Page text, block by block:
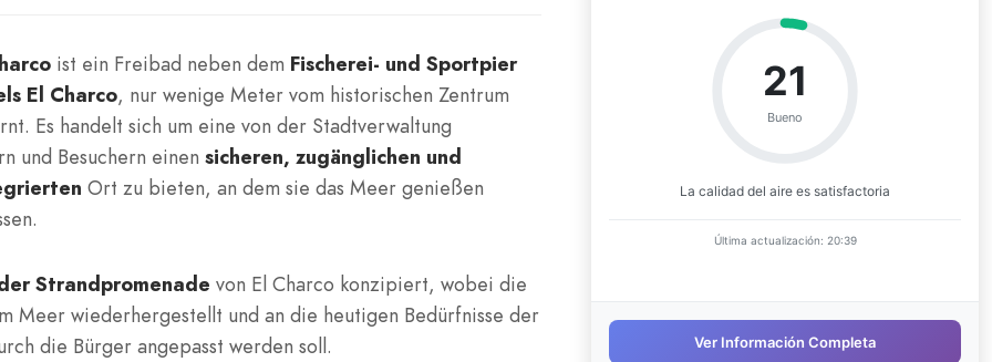
ist ein Freibad neben dem Fischerei- und Sportpier
El Charco, nur wenige Meter vom historischen Zentrum
Es handelt sich um eine von der Stadtverwaltung
und Besuchern einen sicheren, zugänglichen und
Ort zu bieten, an dem sie das Meer genießen
Strandpromenade von El Charco konzipiert, wobei die
Meer wiederhergestellt und an die heutigen Bedürfnisse der
die Bürger angepasst werden soll.